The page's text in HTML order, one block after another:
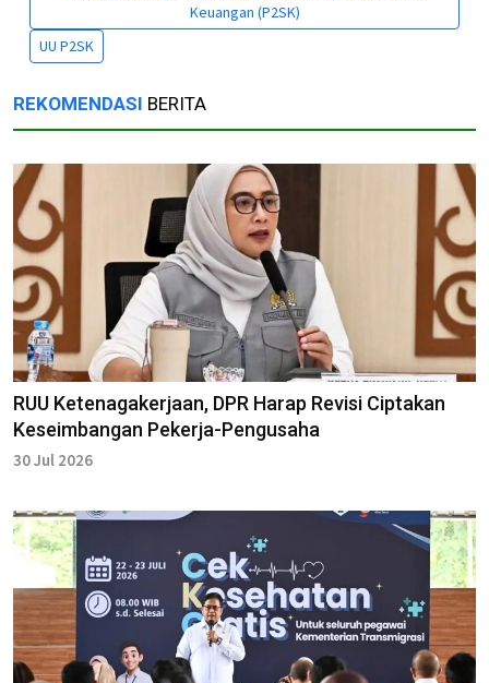
Keuangan (P2SK)
UU P2SK
REKOMENDASI BERITA
RUU Ketenagakerjaan, DPR Harap Revisi Ciptakan
Keseimbangan Pekerja-Pengusaha
30 Jul 2026